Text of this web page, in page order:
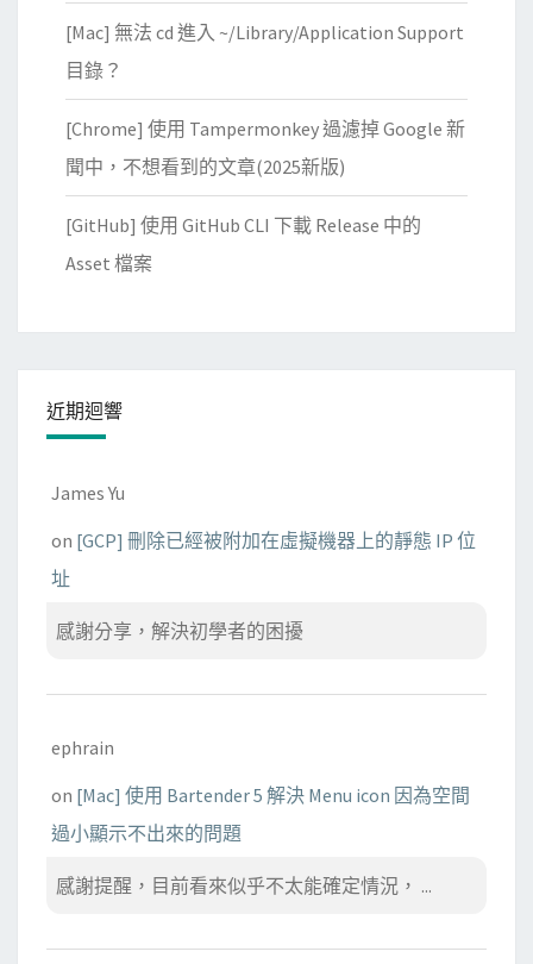
[Mac] 無法 cd 進入 ~/Library/Application Support
目錄？
[Chrome] 使用 Tampermonkey 過濾掉 Google 新
聞中，不想看到的文章(2025新版)
[GitHub] 使用 GitHub CLI 下載 Release 中的
Asset 檔案
近期迴響
James Yu
on [GCP] 刪除已經被附加在虛擬機器上的靜態 IP 位
址
感謝分享，解決初學者的困擾
ephrain
on [Mac] 使用 Bartender 5 解決 Menu icon 因為空間
過小顯示不出來的問題
感謝提醒，目前看來似乎不太能確定情況， ...